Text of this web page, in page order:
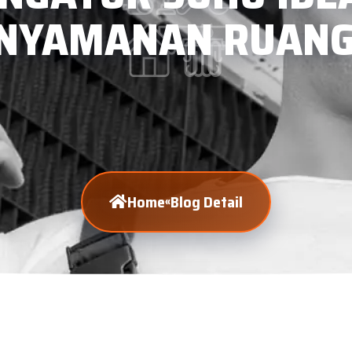
Home«Blog Detail